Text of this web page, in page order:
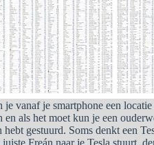
vanaf je smartphone een locatie
als het moet kun je een
gestuurd. Soms denkt een
Freán naar je Tesla stuurt,